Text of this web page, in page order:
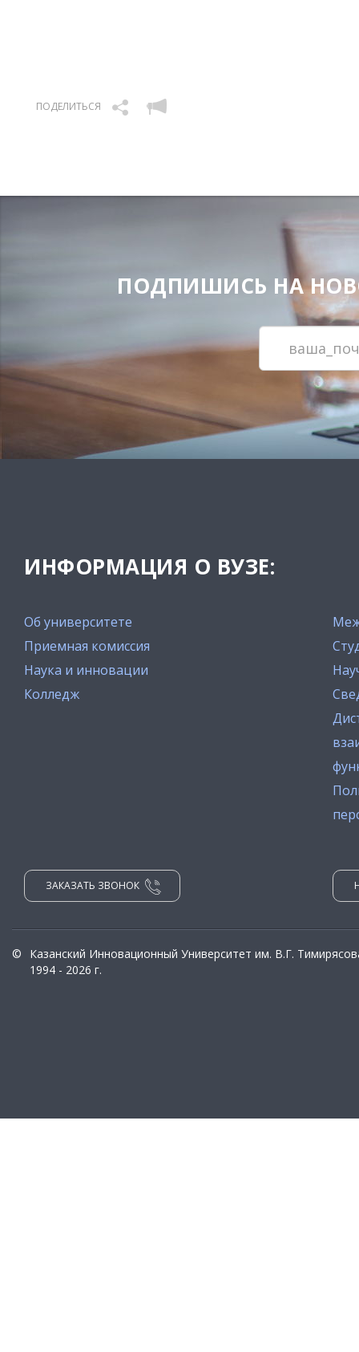
ПОДЕЛИТЬСЯ
ПОДПИШИСЬ НА
ИНФОРМАЦИЯ О ВУЗЕ:
Об университете
Приемная комиссия
Наука и инновации
Колледж
ЗАКАЗАТЬ ЗВОНОК
©
Казанский Инновационный Университет им. В.Г.
1994 - 2026 г.